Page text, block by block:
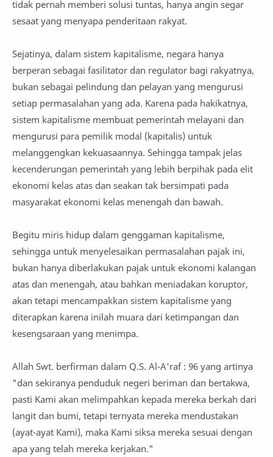
tidak pernah memberi solusi tuntas, hanya angin segar
sesaat yang menyapa penderitaan rakyat.
Sejatinya, dalam sistem kapitalisme, negara hanya
berperan sebagai fasilitator dan regulator bagi rakyatnya,
bukan sebagai pelindung dan pelayan yang mengurusi
setiap permasalahan yang ada. Karena pada hakikatnya,
sistem kapitalisme membuat pemerintah melayani dan
mengurusi para pemilik modal (kapitalis) untuk
melanggengkan kekuasaannya. Sehingga tampak jelas
kecenderungan pemerintah yang lebih berpihak pada elit
ekonomi kelas atas dan seakan tak bersimpati pada
masyarakat ekonomi kelas menengah dan bawah.
Begitu miris hidup dalam genggaman kapitalisme,
sehingga untuk menyelesaikan permasalahan pajak ini,
bukan hanya diberlakukan pajak untuk ekonomi kalangan
atas dan menengah, atau bahkan meniadakan koruptor,
akan tetapi mencampakkan sistem kapitalisme yang
diterapkan karena inilah muara dari ketimpangan dan
kesengsaraan yang menimpa.
Allah Swt. berfirman dalam Q.S. Al-A'raf : 96 yang artinya
"dan sekiranya penduduk negeri beriman dan bertakwa,
pasti Kami akan melimpahkan kepada mereka berkah dari
langit dan bumi, tetapi ternyata mereka mendustakan
(ayat-ayat Kami), maka Kami siksa mereka sesuai dengan
apa yang telah mereka kerjakan."